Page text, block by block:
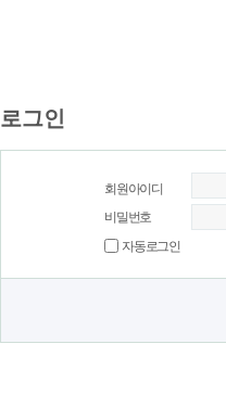
로그인
회원아이디
비밀번호
자동로그인